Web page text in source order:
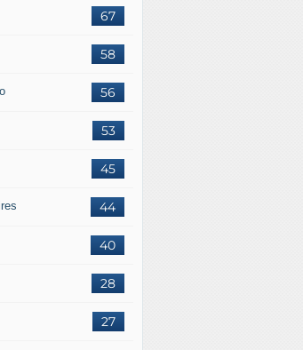
67
58
56
53
45
44
40
28
27